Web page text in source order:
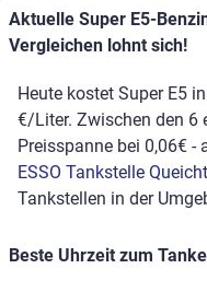
Aktuelle Super E5-
Vergleichen lohnt sich!
Heute kostet Super E5
€/Liter. Zwischen den 6
Preisspanne bei 0,06€
ESSO Tankstelle
Tankstellen in der
Beste Uhrzeit zum